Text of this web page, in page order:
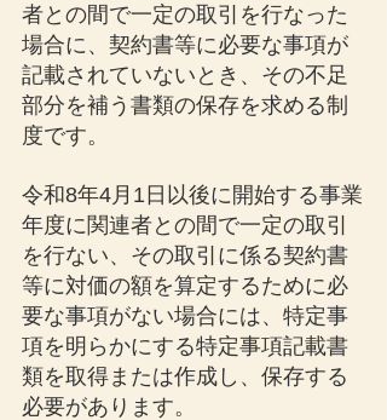
者との間で一定の取引を行なった
場合に、契約書等に必要な事項が
記載されていないとき、その不足
部分を補う書類の保存を求める制
度です。
令和8年4月1日以後に開始する事業
年度に関連者との間で一定の取引
を行ない、その取引に係る契約書
等に対価の額を算定するために必
要な事項がない場合には、特定事
項を明らかにする特定事項記載書
類を取得または作成し、保存する
必要があります。